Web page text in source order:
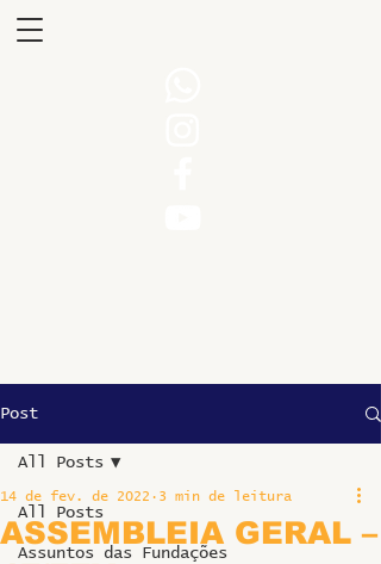
Post
All Posts
Assuntos das Fundações
All Posts
ASSEMBLEIA GERAL –
14 de fev. de 2022 3 min de leitura